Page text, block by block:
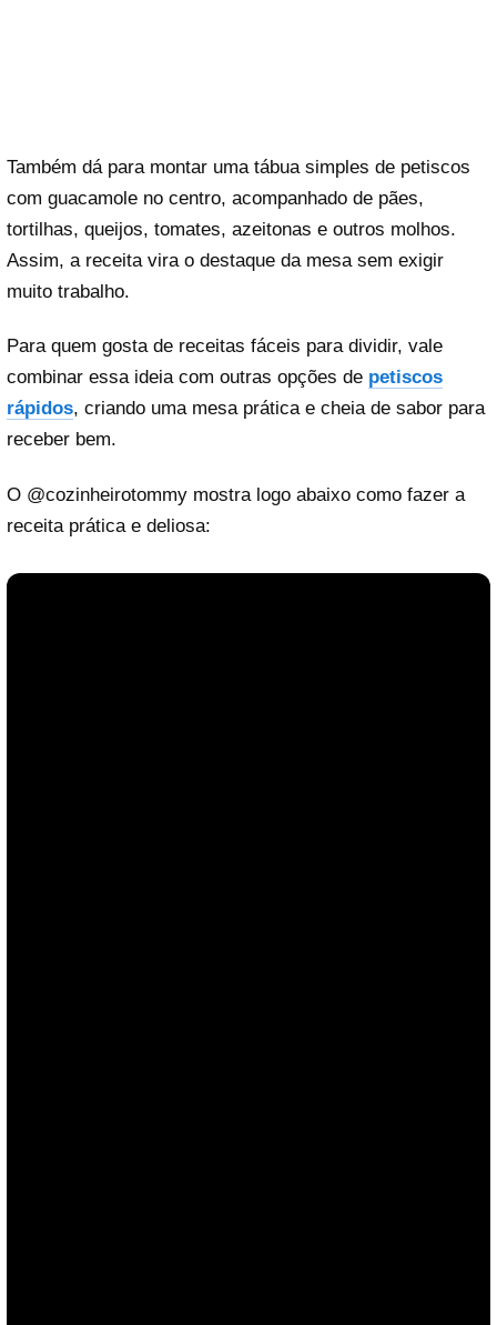
Também dá para montar uma tábua simples de petiscos
com guacamole no centro, acompanhado de pães,
tortilhas, queijos, tomates, azeitonas e outros molhos.
Assim, a receita vira o destaque da mesa sem exigir
muito trabalho.
Para quem gosta de receitas fáceis para dividir, vale
combinar essa ideia com outras opções de petiscos
rápidos, criando uma mesa prática e cheia de sabor para
receber bem.
O @cozinheirotommy mostra logo abaixo como fazer a
receita prática e deliosa: